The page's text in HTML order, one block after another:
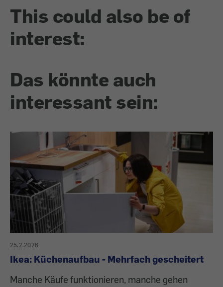
This could also be of
interest:
Das könnte auch
interessant sein:
25.2.2026
Ikea: Küchenaufbau - Mehrfach gescheitert
Manche Käufe funktionieren, manche gehen